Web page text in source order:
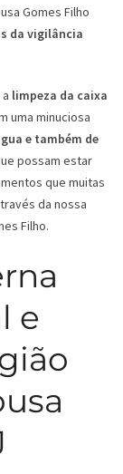
Gomes Filho
da vigilância
limpeza da caixa
uma minuciosa
e também de
possam estar
que muitas
da nossa
Filho.
e